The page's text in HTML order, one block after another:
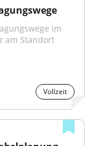
im
am Standort
Vollzeit